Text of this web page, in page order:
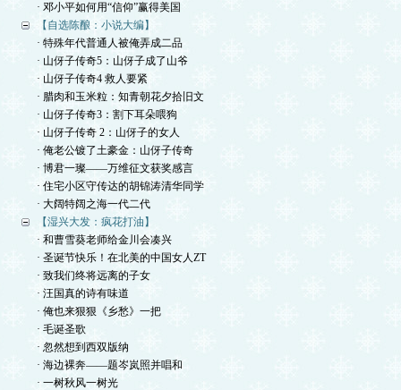
· 邓小平如何用“信仰”赢得美国
【自选陈酿：小说大编】
· 特殊年代普通人被俺弄成二品
· 山伢子传奇5：山伢子成了山爷
· 山伢子传奇4 救人要紧
· 腊肉和玉米粒：知青朝花夕拾旧文
· 山伢子传奇3：割下耳朵喂狗
· 山伢子传奇 2：山伢子的女人
· 俺老公镀了土豪金：山伢子传奇
· 博君一璨——万维征文获奖感言
· 住宅小区守传达的胡锦涛清华同学
· 大阔特阔之海一代二代
【湿兴大发：疯花打油】
· 和曹雪葵老师给金川会凑兴
· 圣诞节快乐！在北美的中国女人ZT
· 致我们终将远离的子女
· 汪国真的诗有味道
· 俺也来狠狠《乡愁》一把
· 毛诞圣歌
· 忽然想到西双版纳
· 海边裸奔——题岑岚照并唱和
· 一树秋风一树光